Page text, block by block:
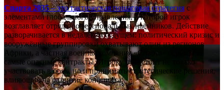
Спарта 2035– это тактическаяпошаговая стратегияс
элементами глобального управления, в которой игрок
возглавляет отряд профессиональных наёмников. Действие
разворачивается в недалёком будущем: политический кризис и
вооружённые группировки охватывают один из регионов
Африки, а частная военная компания «Спарта» берётся за
самые опасные контракты. Игроку предстоит не только
участвовать в боях, но и принимать стратегические решения,
влияющие на развитие конфликта.